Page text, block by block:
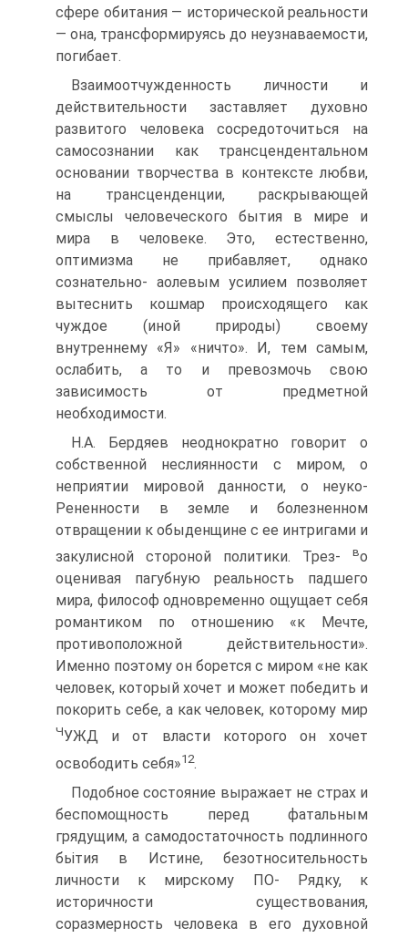
сфере обитания — исторической реальности
— она, трансформируясь до неузнаваемости,
погибает.
Взаимоотчужденность личности и
действительности заставляет духовно
развитого человека сосредоточиться на
самосознании как трансцендентальном
основании творчества в контексте любви,
на трансценденции, раскрывающей
смыслы человеческого бытия в мире и
мира в человеке. Это, естественно,
оптимизма не прибавляет, однако
сознательно- аолевым усилием позволяет
вытеснить кошмар происходящего как
чуждое (иной природы) своему
внутреннему «Я» «ничто». И, тем самым,
ослабить, а то и превозмочь свою
зависимость от предметной
необходимости.
Н.А. Бердяев неоднократно говорит о
собственной неслиянности с миром, о
неприятии мировой данности, о неуко-
Рененности в земле и болезненном
отвращении к обыденщине с ее интригами и
закулисной стороной политики. Трез-
во
оценивая пагубную реальность падшего
мира, философ одновременно ощущает себя
романтиком по отношению «к Мечте,
противоположной действительности».
Именно поэтому он борется с миром «не как
человек, который хочет и может победить и
покорить себе, а как человек, которому мир
ЧУЖД и от власти которого он хочет
освободить себя»12.
Подобное состояние выражает не страх и
беспомощность перед фатальным
грядущим, а самодостаточность подлинного
бьітия в Истине, безотносительность
личности к мирскому ПО- Рядку, к
историчности существования,
соразмерность человека в его духовной